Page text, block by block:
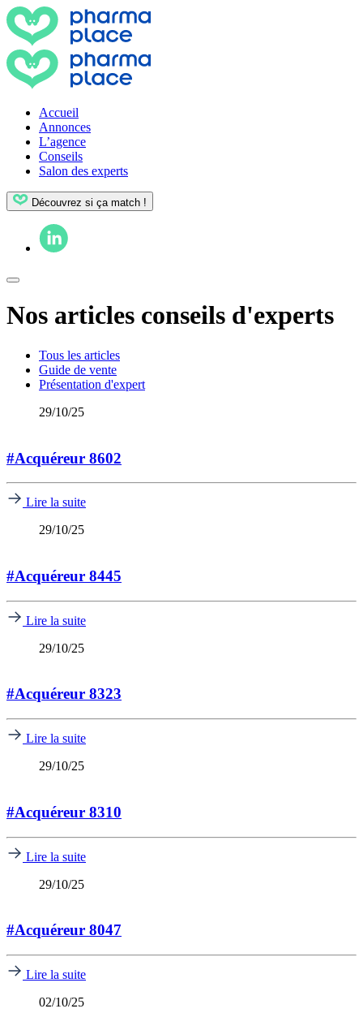
Accueil
Annonces
L’agence
Conseils
Salon des experts
Découvrez si ça match !
Nos articles conseils d'experts
Tous les articles
Guide de vente
Présentation d'expert
29/10/25
#Acquéreur 8602
Lire la suite
29/10/25
#Acquéreur 8445
Lire la suite
29/10/25
#Acquéreur 8323
Lire la suite
29/10/25
#Acquéreur 8310
Lire la suite
29/10/25
#Acquéreur 8047
Lire la suite
02/10/25